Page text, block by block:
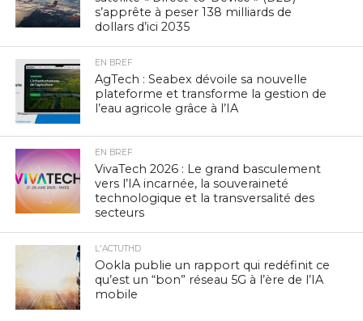
s’apprête à peser 138 milliards de
dollars d’ici 2035
EN BREF
AgTech : Seabex dévoile sa nouvelle
plateforme et transforme la gestion de
l’eau agricole grâce à l’IA
EN BREF
VivaTech 2026 : Le grand basculement
vers l’IA incarnée, la souveraineté
technologique et la transversalité des
secteurs
L'ACTUTHD
Ookla publie un rapport qui redéfinit ce
qu’est un “bon” réseau 5G à l’ère de l’IA
mobile